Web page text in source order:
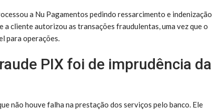
a Nu Pagamentos pedindo ressarcimento e indenização
a cliente autorizou as transações fraudulentas, uma vez que o
para operações.
PIX foi de imprudência da
não houve falha na prestação dos serviços pelo banco. Ele